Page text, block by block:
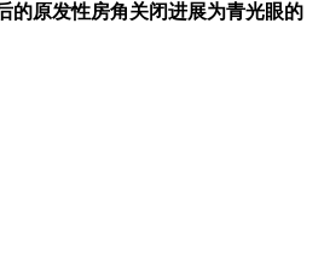
的原发性房角关闭进展为青光眼的